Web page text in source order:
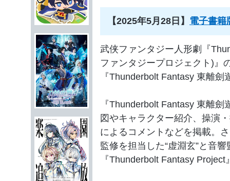
【2025年5月28日 】 電子書籍
武侠ファンタジー人形劇『
ファンタジープロジェクト)』
『Thunderbolt Fantasy 東離
『Thunderbolt Fantasy 東離
図やキャラクター紹介、操演
によるコメントなどを掲載。
監修を担当した“虚淵玄”と音
『Thunderbolt Fantasy